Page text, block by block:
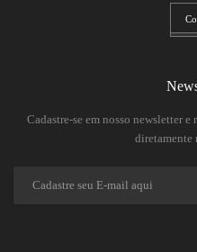
Cadastre-se em nosso newsletter
diretamente